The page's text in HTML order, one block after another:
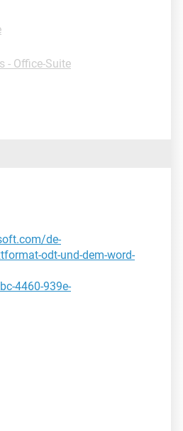
- Office-Suite
de-
odt-und-dem-word-
4460-939e-